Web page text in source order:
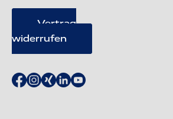
Vertrag
widerrufen